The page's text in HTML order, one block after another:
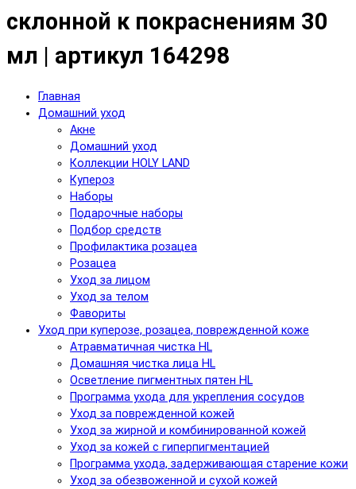
склонной к покраснениям 30
мл | артикул 164298
Главная
Домашний уход
Акне
Домашний уход
Коллекции HOLY LAND
Купероз
Наборы
Подарочные наборы
Подбор средств
Профилактика розацеа
Розацеа
Уход за лицом
Уход за телом
Фавориты
Уход при куперозе, розацеа, поврежденной коже
Атравматичная чистка HL
Домашняя чистка лица HL
Осветление пигментных пятен HL
Программа ухода для укрепления сосудов
Уход за поврежденной кожей
Уход за жирной и комбинированной кожей
Уход за кожей с гиперпигментацией
Программа ухода, задерживающая старение кожи
Уход за обезвоженной и сухой кожей